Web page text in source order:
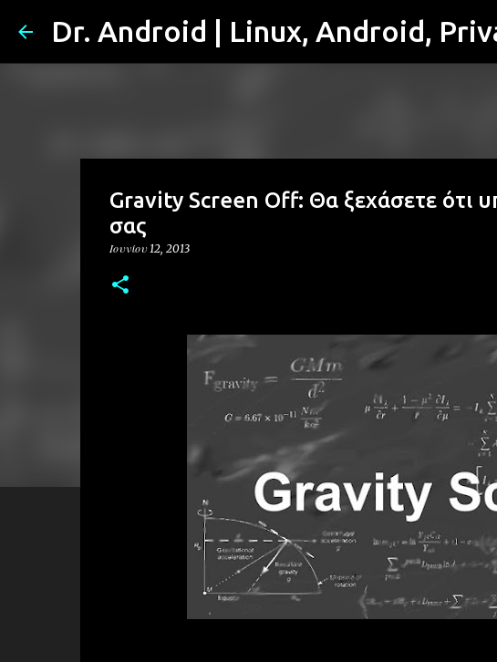
Dr. Android | Linux, Android,
Gravity Screen Off: Θα ξεχάσετε ότι
σας
Ιουνίου 12, 2013